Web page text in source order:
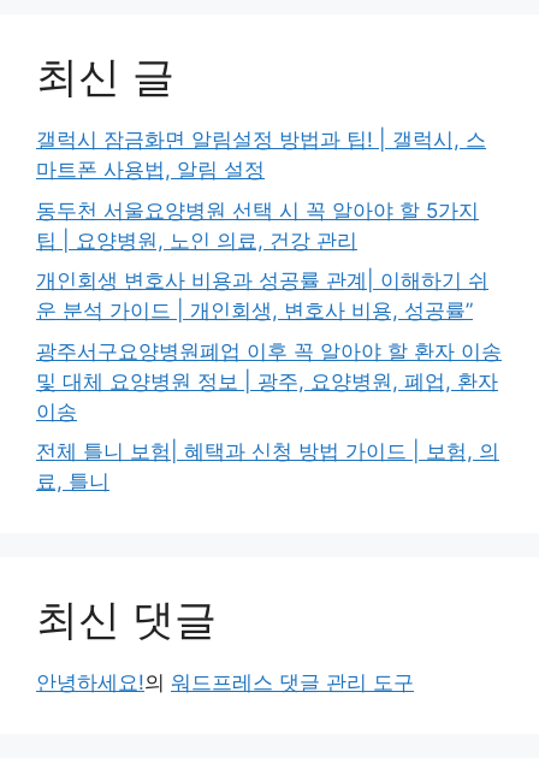
최신 글
갤럭시 잠금화면 알림설정 방법과 팁! | 갤럭시, 스
마트폰 사용법, 알림 설정
동두천 서울요양병원 선택 시 꼭 알아야 할 5가지
팁 | 요양병원, 노인 의료, 건강 관리
개인회생 변호사 비용과 성공률 관계| 이해하기 쉬
운 분석 가이드 | 개인회생, 변호사 비용, 성공률”
광주서구요양병원폐업 이후 꼭 알아야 할 환자 이송
및 대체 요양병원 정보 | 광주, 요양병원, 폐업, 환자
이송
전체 틀니 보험| 혜택과 신청 방법 가이드 | 보험, 의
료, 틀니
최신 댓글
안녕하세요!의 워드프레스 댓글 관리 도구